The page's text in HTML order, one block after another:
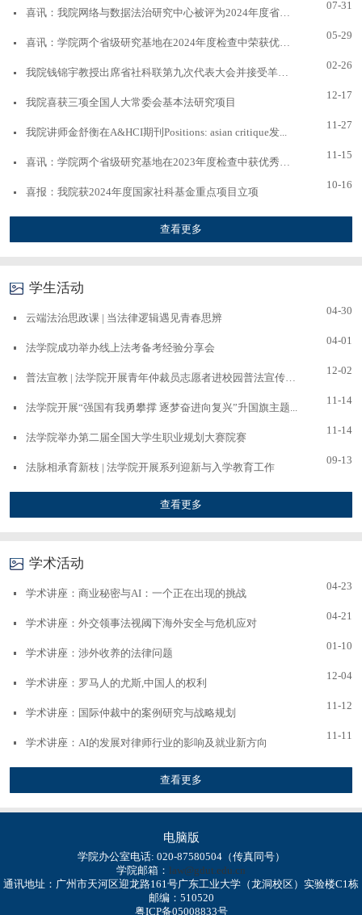
喜讯：我院网络与数据法治研究中心被评为2024年度省级优...
07-31
喜讯：学院两个省级研究基地在2024年度检查中荣获优秀等...
05-29
我院钱锦宇教授出席省社科联第九次代表大会并接受羊城晚...
02-26
我院喜获三项全国人大常委会基本法研究项目
12-17
我院讲师金舒衡在A&HCI期刊Positions: asian critique发...
11-27
喜讯：学院两个省级研究基地在2023年度检查中获优秀等次
11-15
喜报：我院获2024年度国家社科基金重点项目立项
10-16
查看更多
学生活动
云端法治思政课 | 当法律逻辑遇见青春思辨
04-30
法学院成功举办线上法考备考经验分享会
04-01
12-02
法学院开展“强国有我勇攀撑 逐梦奋进向复兴”升国旗主题...
11-14
法学院举办第二届全国大学生职业规划大赛院赛
11-14
法脉相承育新枝 | 法学院开展系列迎新与入学教育工作
09-13
查看更多
学术活动
学术讲座：商业秘密与AI：一个正在出现的挑战
04-23
学术讲座：外交领事法视阈下海外安全与危机应对
04-21
学术讲座：涉外收养的法律问题
01-10
学术讲座：罗马人的尤斯,中国人的权利
12-04
学术讲座：国际仲裁中的案例研究与战略规划
11-12
学术讲座：AI的发展对律师行业的影响及就业新方向
11-11
查看更多
电脑版
学院办公室电话: 020-87580504（传真同号）
学院邮箱： law@gdut.edu.cn
通讯地址：广州市天河区迎龙路161号广东工业大学（龙洞校区）实验楼C1栋
邮编：510520
粤ICP备05008833号